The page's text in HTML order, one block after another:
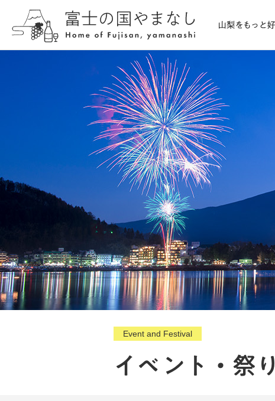
Event and Festival
イベント・祭り